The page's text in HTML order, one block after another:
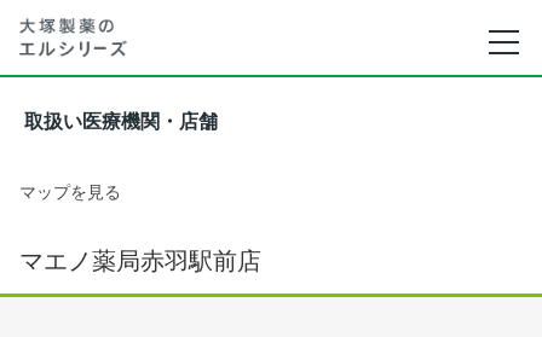
取扱い医療機関・店舗
マップを見る
マエノ薬局赤羽駅前店